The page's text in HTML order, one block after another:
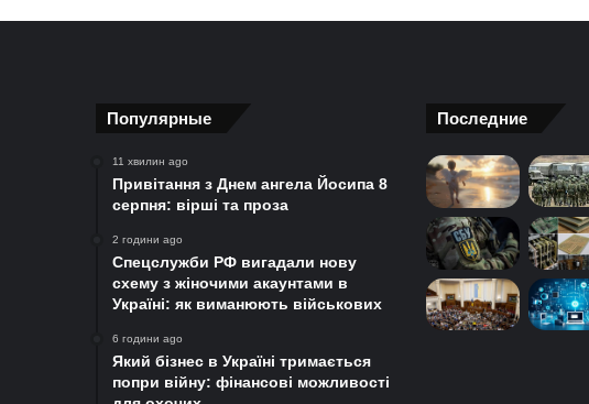
Популярные
11 хвилин ago
Привітання з Днем ангела Йосипа 8
серпня: вірші та проза
2 години ago
Спецслужби РФ вигадали нову
схему з жіночими акаунтами в
Україні: як виманюють військових
6 години ago
Який бізнес в Україні тримається
попри війну: фінансові можливості
Последние